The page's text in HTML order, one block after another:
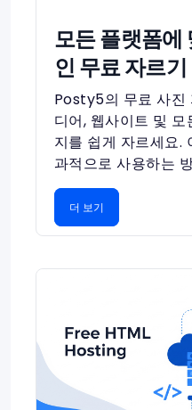
모든 플랫폼에
인 무료 자르기
Posty5의 무료 사진
디어, 웹사이트 및
지를 쉽게 자르세요.
과적으로 사용하는
더 보기